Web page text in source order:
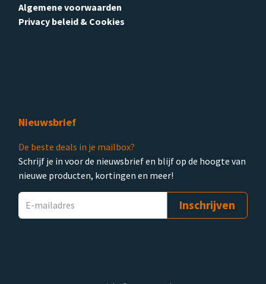
Algemene voorwaarden
Privacy beleid & Cookies
Nieuwsbrief
De beste deals in je mailbox?
Schrijf je in voor de nieuwsbrief en blijf op de hoogte van
nieuwe producten, kortingen en meer!
Inschrijven